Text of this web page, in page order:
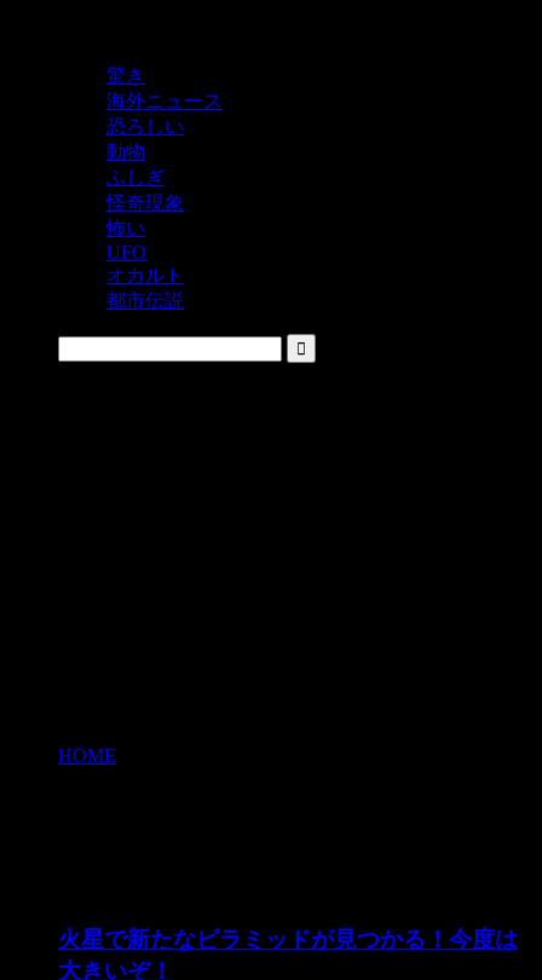
驚き
海外ニュース
恐ろしい
動物
ふしぎ
怪奇現象
怖い
UFO
オカルト
都市伝説
HOME
火星で新たなピラミッドが見つかる！今度は
大きいぞ！